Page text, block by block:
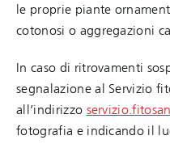
le proprie piante
cotonosi o aggregazioni
In caso di ritrovamenti
segnalazione al Servizio
all’indirizzo
fotografia e indicando il